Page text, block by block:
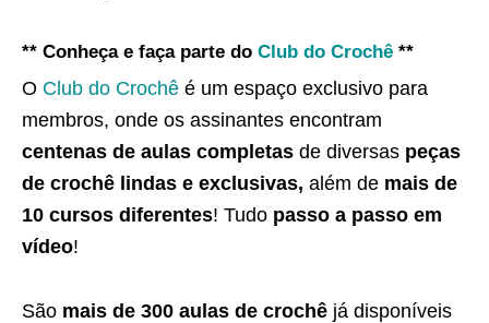
** Conheça e faça parte do Club do Crochê **
O Club do Crochê é um espaço exclusivo para
membros, onde os assinantes encontram
centenas de aulas completas de diversas peças
de crochê lindas e exclusivas, além de mais de
10 cursos diferentes! Tudo passo a passo em
vídeo!
São mais de 300 aulas de crochê já disponíveis